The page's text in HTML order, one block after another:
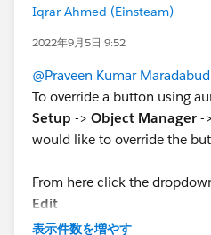
Iqrar Ahmed (Einsteam)
2022年9月5日 9:52
@Praveen Kumar
To override a button using
Setup -> Object Manager -
would like to override the
From here click the
Edit
In theLightning
表示件数を増やす